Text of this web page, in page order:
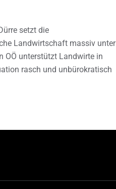
setzt die
Landwirtschaft massiv unter
OÖ unterstützt Landwirte in
rasch und unbürokratisch